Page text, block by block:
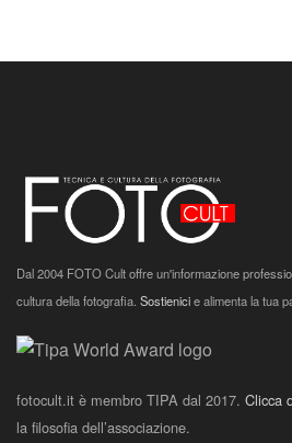
Dal 2004 FOTO Cult offre un'informazione
cultura della fotografia. Sostienicie alimenta la tua
fotocult.it è membro TIPA dal 2017. Clicca
la filosofia dell’associazione.